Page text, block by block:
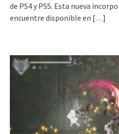
de PS4 y PS5. Esta nueva
encuentre disponible en […]